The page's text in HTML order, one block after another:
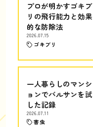
プロが明かすゴキブ
リの飛行能力と効果
的な防除法
2026.07.15
ゴキブリ
一人暮らしのマンシ
ョンでバルサンを試
した記録
2026.07.11
害虫